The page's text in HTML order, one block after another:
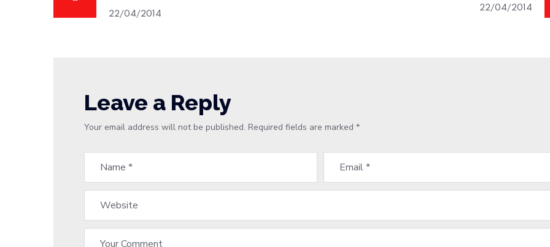
22/04/2014
22/04/2014
Leave a Reply
Your email address will not be published. Required fields are marked *